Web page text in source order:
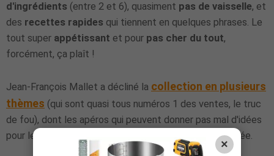
d'ingrédients (entre 2 et 6), quasiment pas de vaisselle, et
des recettes rapides qui tiennent en quelques phrases. Le
tout super appétissant et pour pas cher du tout,
forcément, ça plaît !
Jean-François Mallet a décliné la collection en plusieurs
thèmes (qui sont quasi tous numéros 1 des ventes, le truc
de fou), dont les apéros qui peuvent donner pas mal d'idées
pour les repas de fêtes, et même tout au long de l'année.
×